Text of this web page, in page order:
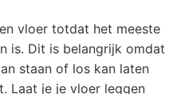
vloer totdat het meeste
is. Dit is belangrijk omdat
staan of los kan laten
Laat je je vloer leggen